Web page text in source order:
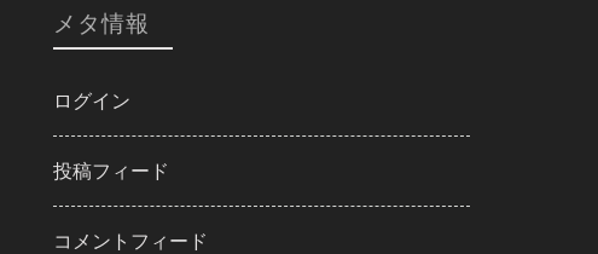
メタ情報
ログイン
投稿フィード
コメントフィード